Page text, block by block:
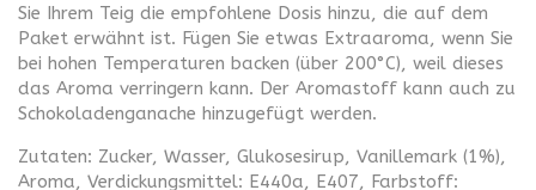
Sie Ihrem Teig die empfohlene Dosis hinzu, die auf dem
Paket erwähnt ist. Fügen Sie etwas Extraaroma, wenn Sie
bei hohen Temperaturen backen (über 200°C), weil dieses
das Aroma verringern kann. Der Aromastoff kann auch zu
Schokoladenganache hinzugefügt werden.
Zutaten: Zucker, Wasser, Glukosesirup, Vanillemark (1%),
Aroma, Verdickungsmittel: E440a, E407, Farbstoff: